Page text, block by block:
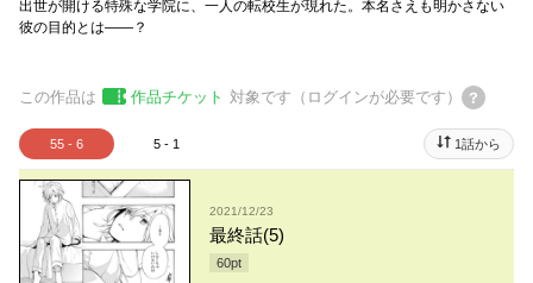
出世が開ける特殊な学院に、一人の転校生が現れた。本名さえも明かさない
彼の目的とは――？
この作品は 作品チケット 対象です（ログインが必要です）
55 - 6 5 - 1 1話から
2021/12/23
最終話(5)
60pt